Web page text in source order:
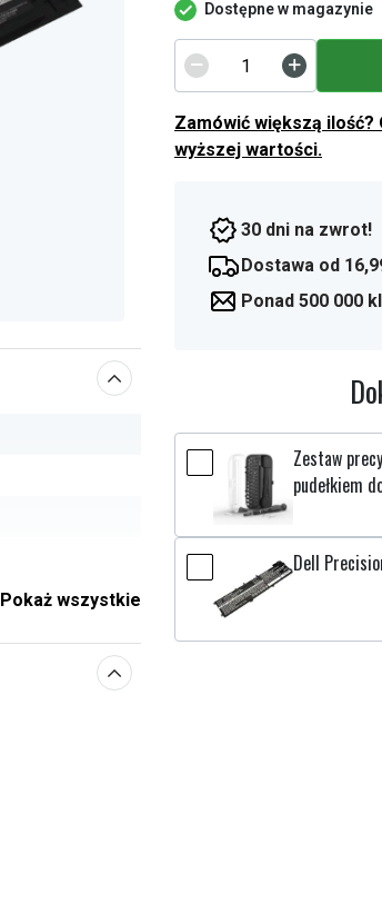
Pokaż wszystkie
Dostępne w magazynie
Zamówić większą
wyższej wartości.
30 dni na zwrot!
Dostawa od
Ponad 500 000
Zestaw
pudełkiem
Dell